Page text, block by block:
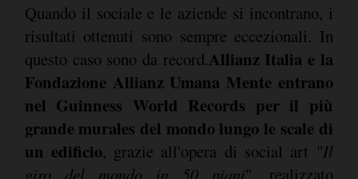
Quando il sociale e le aziende si incontrano, i
risultati ottenuti sono sempre eccezionali. In
questo caso sono da record.Allianz Italia e la
Fondazione Allianz Umana Mente entrano
nel Guinness World Records per il più
grande murales del mondo lungo le scale di
un edificio, grazie all'opera di social art "Il
giro del mondo in 50 piani", realizzato